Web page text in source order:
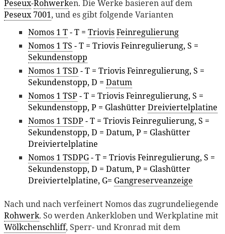
Peseux-Rohwerken. Die Werke basieren auf dem
Peseux 7001, und es gibt folgende Varianten
Nomos 1 T- T = TriovisFeinregulierung
Nomos 1 TS - T = Triovis Feinregulierung, S =
Sekundenstopp
Nomos 1 TSD - T = Triovis Feinregulierung, S =
Sekundenstopp, D = Datum
Nomos 1 TSP - T = Triovis Feinregulierung, S =
Sekundenstopp, P = GlashütterDreiviertelplatine
Nomos 1 TSDP - T = Triovis Feinregulierung, S =
Sekundenstopp, D = Datum, P = Glashütter
Dreiviertelplatine
Nomos 1 TSDPG- T = Triovis Feinregulierung, S =
Sekundenstopp, D = Datum, P = Glashütter
Dreiviertelplatine, G= Gangreserveanzeige
Nach und nach verfeinert Nomos das zugrundeliegende
Rohwerk. So werden Ankerkloben und Werkplatine mit
Wölkchenschliff, Sperr- und Kronrad mit dem